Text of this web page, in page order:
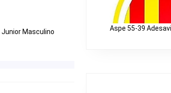
Junior Masculino
Aspe 55-39 Adesavi